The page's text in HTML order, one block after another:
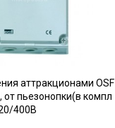
аттракционами OSF
от пьезонопки(в компл
400В